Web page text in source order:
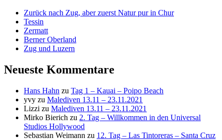
Zurück nach Zug, aber zuerst Natur pur in Chur
Tessin
Zermatt
Berner Oberland
Zug und Luzern
Neueste Kommentare
Hans Hahn zu Tag 1 – Kauai – Poipo Beach
yvy zu Malediven 13.11 – 23.11.2021
Lizzi zu Malediven 13.11 – 23.11.2021
Mirko Bierich zu 2. Tag – Willkommen in den Universal
Studios Hollywood
Sebastian Weimann zu 12. Tag – Las Tintoreras – Santa Cruz